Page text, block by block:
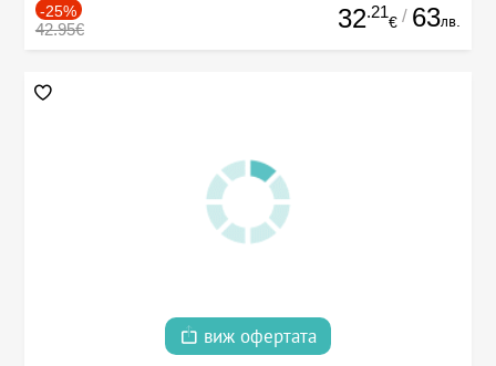
-25%
42.95€ 32.21
€ / 63лв.
виж офертата